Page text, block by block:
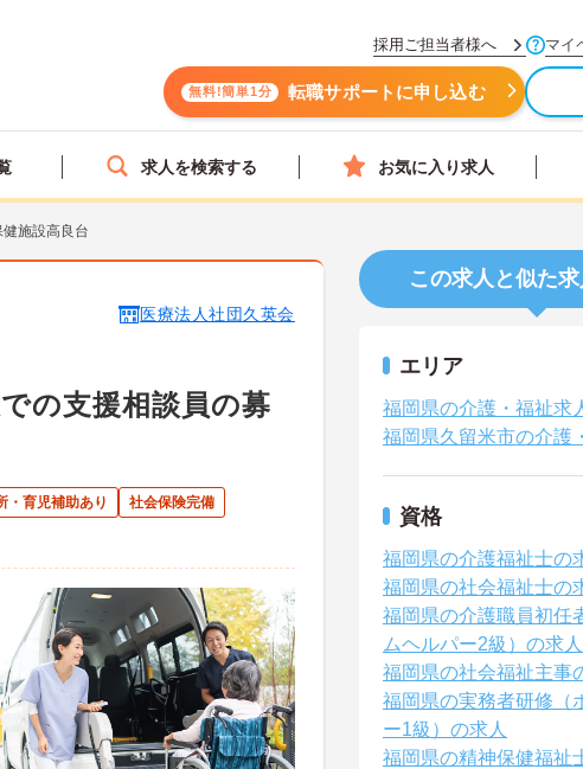
採用ご担当者様へ マイ
無料!簡単1分 転職サポートに申し込む
求人を検索する お気に入り求人
施設高良台
医療法人社団久英会
の支援相談員の募
・育児補助あり
社会保険完備
この求人と似た
エリア
福岡県の介護・福祉求
福岡県久留米市の介護
資格
福岡県の介護福祉士の
福岡県の社会福祉士の
福岡県の介護職員初任
ムヘルパー2級）の求人
福岡県の社会福祉主事
福岡県の実務者研修（
ー1級）の求人
福岡県の精神保健福祉